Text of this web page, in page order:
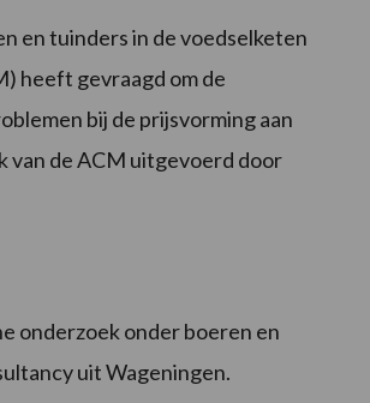
en tuinders in de voedselketen
heeft gevraagd om de
bij de prijsvorming aan
van de ACM uitgevoerd door
onderzoek onder boeren en
uit Wageningen.